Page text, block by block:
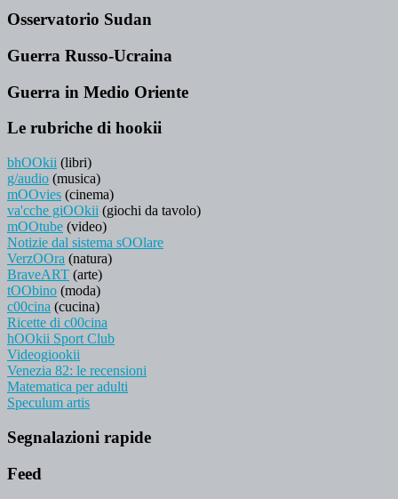
Osservatorio Sudan
Guerra Russo-Ucraina
Guerra in Medio Oriente
Le rubriche di hookii
bhOOkii (libri)
g/audio (musica)
mOOvies (cinema)
va'cche giOOkii (giochi da tavolo)
mOOtube (video)
Notizie dal sistema sOOlare
VerzOOra (natura)
BraveART (arte)
tOObino (moda)
c00cina (cucina)
Ricette di c00cina
hOOkii Sport Club
Videogiookii
Venezia 82: le recensioni
Matematica per adulti
Speculum artis
Segnalazioni rapide
Feed